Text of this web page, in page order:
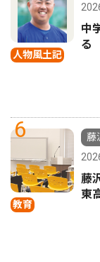
人物風土記
中
る
6
教育
藤
藤
東